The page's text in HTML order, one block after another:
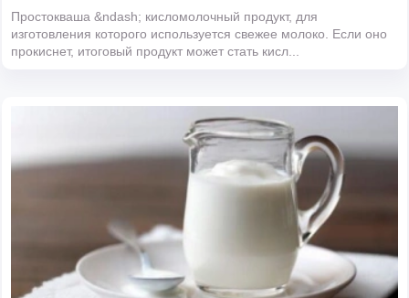
Простокваша &ndash; кисломолочный продукт, для
изготовления которого используется свежее молоко. Если оно
прокиснет, итоговый продукт может стать кисл...